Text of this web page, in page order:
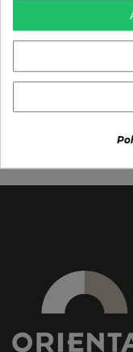
Pan gua bao
(OM) 750g